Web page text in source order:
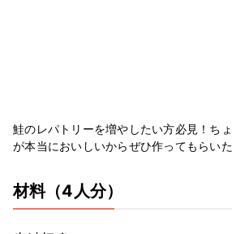
鮭のレパトリーを増やしたい方必見！ち
が本当においしいからぜひ作ってもらいた
材料（4人分）